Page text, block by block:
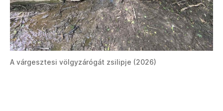
A várgesztesi völgyzárógát zsilipje (2026)